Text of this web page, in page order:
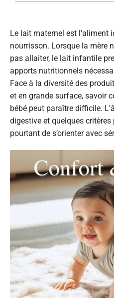
Le lait maternel est l’aliment
nourrisson. Lorsque la mère
pas allaiter, le lait infantile
apports nutritionnels
Face à la diversité des
et en grande surface, savoir
bébé peut paraître difficile.
digestive et quelques
pourtant de s’orienter avec